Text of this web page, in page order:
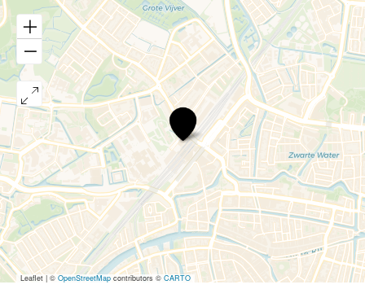
Lebkov
Sons
Leaflet| ©OpenStreetMapcontributors ©CARTO